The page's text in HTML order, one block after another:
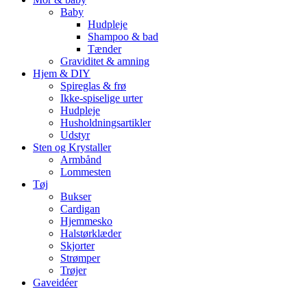
Baby
Hudpleje
Shampoo & bad
Tænder
Graviditet & amning
Hjem & DIY
Spireglas & frø
Ikke-spiselige urter
Hudpleje
Husholdningsartikler
Udstyr
Sten og Krystaller
Armbånd
Lommesten
Tøj
Bukser
Cardigan
Hjemmesko
Halstørklæder
Skjorter
Strømper
Trøjer
Gaveidéer